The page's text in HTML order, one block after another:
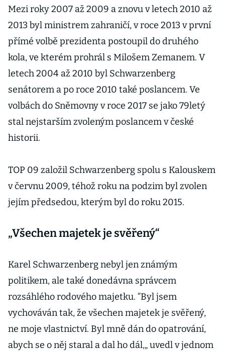
Mezi roky 2007 až 2009 a znovu v letech 2010 až
2013 byl ministrem zahraničí, v roce 2013 v první
přímé volbě prezidenta postoupil do druhého
kola, ve kterém prohrál s Milošem Zemanem. V
letech 2004 až 2010 byl Schwarzenberg
senátorem a po roce 2010 také poslancem. Ve
volbách do Sněmovny v roce 2017 se jako 79letý
stal nejstarším zvoleným poslancem v české
historii.
TOP 09 založil Schwarzenberg spolu s Kalouskem
v červnu 2009, téhož roku na podzim byl zvolen
jejím předsedou, kterým byl do roku 2015.
„Všechen majetek je svěřený“
Karel Schwarzenberg nebyl jen známým
politikem, ale také donedávna správcem
rozsáhlého rodového majetku. “Byl jsem
vychováván tak, že všechen majetek je svěřený,
ne moje vlastnictví. Byl mně dán do opatrování,
abych se o něj staral a dal ho dál,„ uvedl v jednom